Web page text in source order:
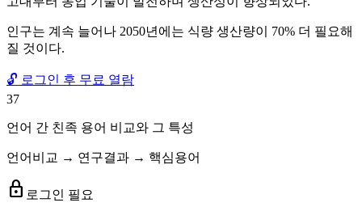
인구는 계속 늘어나 2050년에는 식량 생산량이 70% 더 필요해
질 것이다.
🔓 로그인 후 무료 열람
37
언어 간 친족 용어 비교와 그 특성
언어비교 → 연구결과 → 핵심용어
lock 로그인 필요